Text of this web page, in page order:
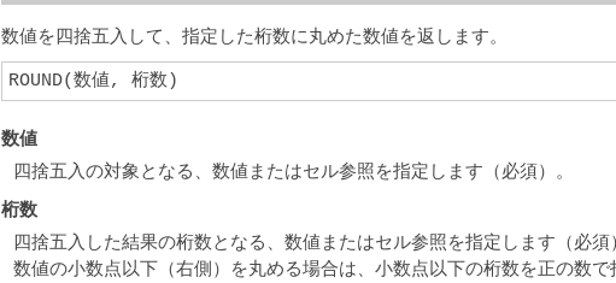
数値を四捨五入して、指定した桁数に丸めた数値を返します。
ROUND(数値, 桁数)
数値
四捨五入の対象となる、数値またはセル参照を指定します（必須）。
桁数
四捨五入した結果の桁数となる、数値またはセル参照を指定します（必須
数値の小数点以下（右側）を丸める場合は、小数点以下の桁数を正の数で